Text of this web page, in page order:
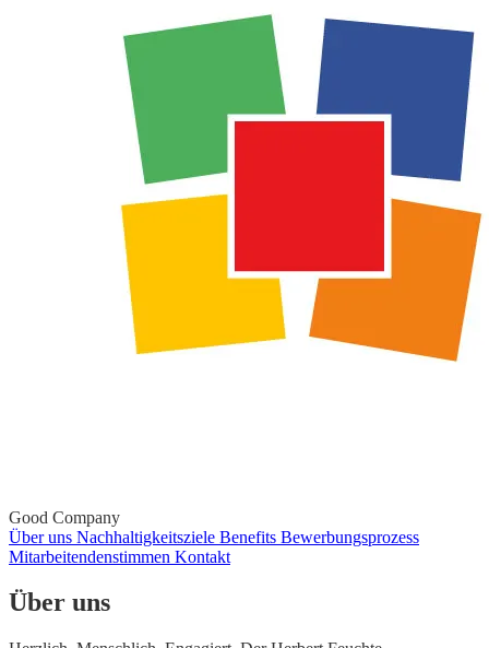
Good Company
Über uns Nachhaltigkeitsziele Benefits Bewerbungsprozess
Mitarbeitendenstimmen Kontakt
Über uns